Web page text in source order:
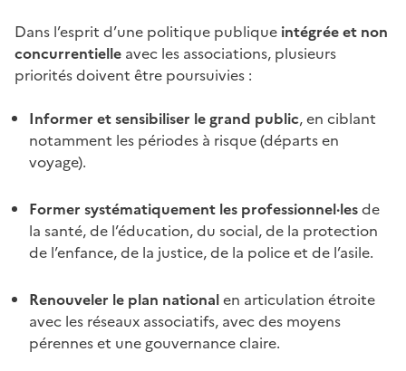
Dans l’esprit d’une politique publique intégrée et non
concurrentielle avec les associations, plusieurs
priorités doivent être poursuivies :
Informer et sensibiliser le grand public, en ciblant
notamment les périodes à risque (départs en
voyage).
Former systématiquement les professionnel·lesde
la santé, de l’éducation, du social, de la protection
de l’enfance, de la justice, de la police et de l’asile.
Renouveler le plan nationalen articulation étroite
avec les réseaux associatifs, avec des moyens
pérennes et une gouvernance claire.